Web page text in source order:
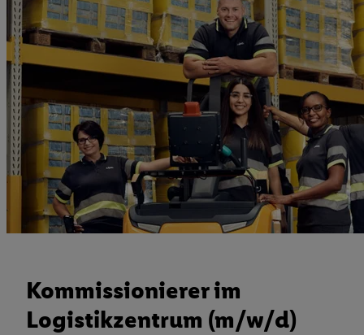
Kommissionierer im
Logistikzentrum (m/w/d)